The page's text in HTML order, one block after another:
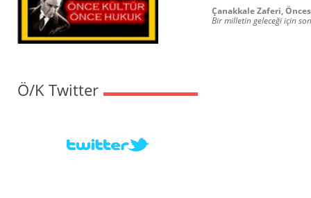
Ö/K Twitter
Çanakkale Zaferi,
Bir milletin geleceği için